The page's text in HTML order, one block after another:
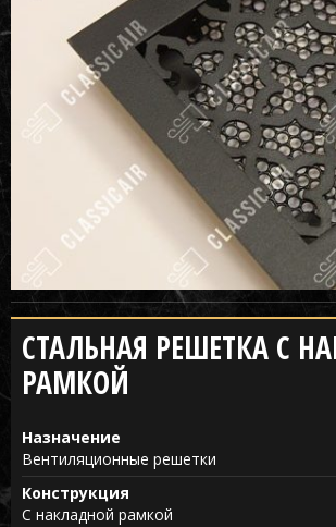
СТАЛЬНАЯ РЕШЕТКА С
РАМКОЙ
Назначение
Вентиляционные решетки
Конструкция
С накладной рамкой